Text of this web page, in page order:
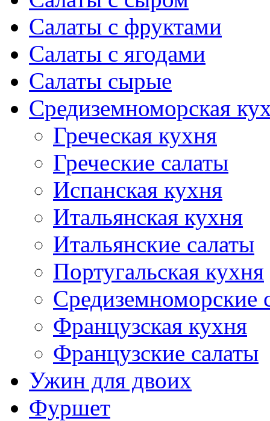
Салаты с фруктами
Салаты с ягодами
Салаты сырые
Средиземноморская
Греческая кухня
Греческие салаты
Испанская кухня
Итальянская кухня
Итальянские салаты
Португальская кухня
Средиземноморские
Французская кухня
Французские салаты
Ужин для двоих
Фуршет